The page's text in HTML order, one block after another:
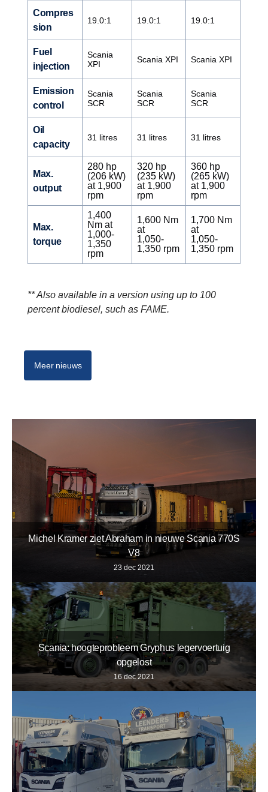
Compres
sion
19.0:1 19.0:1 19.0:1
Fuel
injection
Scania
XPI
Scania XPI Scania XPI
Emission
control
Scania
SCR
Scania
SCR
Scania
SCR
Oil
capacity
31 litres 31 litres 31 litres
Max.
output
280 hp
(206 kW)
at 1,900
rpm
320 hp
(235 kW)
at 1,900
rpm
360 hp
(265 kW)
at 1,900
rpm
Max.
torque
1,400
Nm at
1,000-
1,350
rpm
1,600 Nm
at
1,050-
1,350 rpm
1,700 Nm
at
1,050-
1,350 rpm
** Also available in a version using up to 100
percent biodiesel, such as FAME.
Meer nieuws
Michel Kramer ziet Abraham in nieuwe Scania 770S
V8
23 dec 2021
Scania: hoogteprobleem Gryphus legervoertuig
opgelost
16 dec 2021